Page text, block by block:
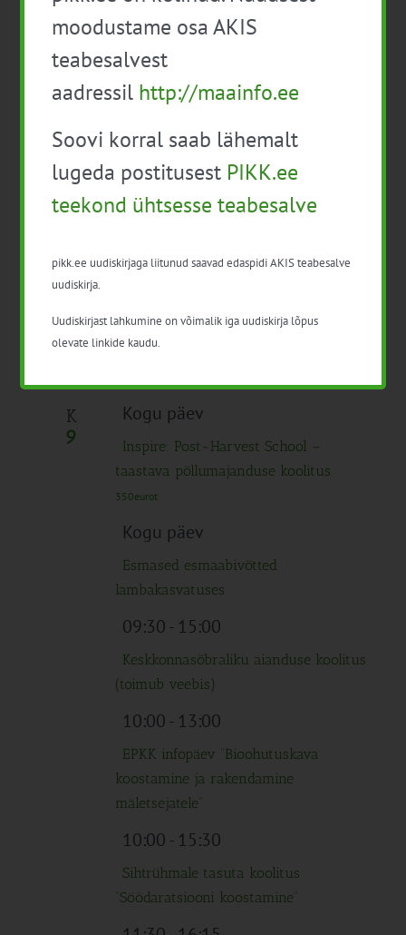
mägipiirkondade väärtusahelate
13:00 16:00
investeeringutoetuse infopäev
13:00-16:15
Taimede endogeensed toidu- ja
14:00-16:30
müügis- 6 õpetlikku kogemuslugu
eksportturgudelt”.
K
9
Kogu päev
Inspire: Post-Harvest School –
taastava põllumajanduse koolitus
350eurot
Kogu päev
Esmased esmaabivõtted
lambakasvatuses
09:30- 15:00
Keskkonnasõbraliku aianduse koolitus
(toimub veebis)
10:00- 13:00
EPKK infopäev “Bioohutuskava
koostamine ja rakendamine
mäletsejatele”
10:00- 15:30
Sihtrühmale tasuta koolitus
“Söödaratsiooni koostamine”
moodustame osa AKIS
teabesalvest
aadressil http://maainfo.ee
Soovi korral saab lähemalt
lugeda postitusest PIKK.ee
teekond ühtsesse teabesalve
pikk.ee uudiskirjaga liitunud saavad edaspidi AKIS teabesalve
uudiskirja.
Uudiskirjast lahkumine on võimalik iga uudiskirja lõpus
olevate linkide kaudu.